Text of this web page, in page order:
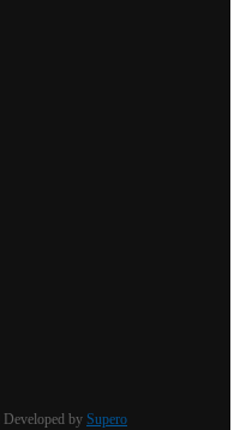
by Supero